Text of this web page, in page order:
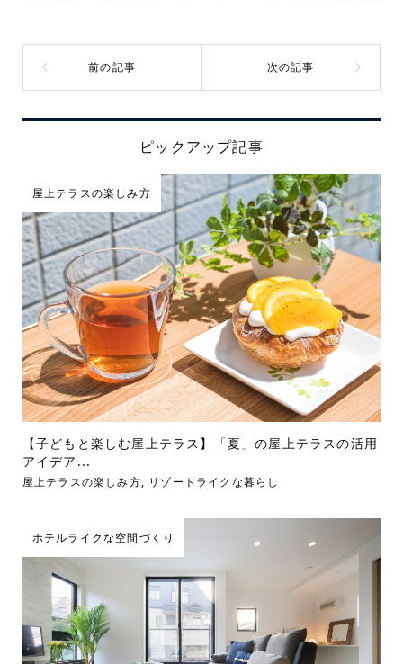
ピックアップ記事
屋上テラスの楽しみ方
【子どもと楽しむ屋上テラス】「夏」の屋上テラスの活用
アイデア...
屋上テラスの楽しみ方, リゾートライクな暮らし
ホテルライクな空間づくり